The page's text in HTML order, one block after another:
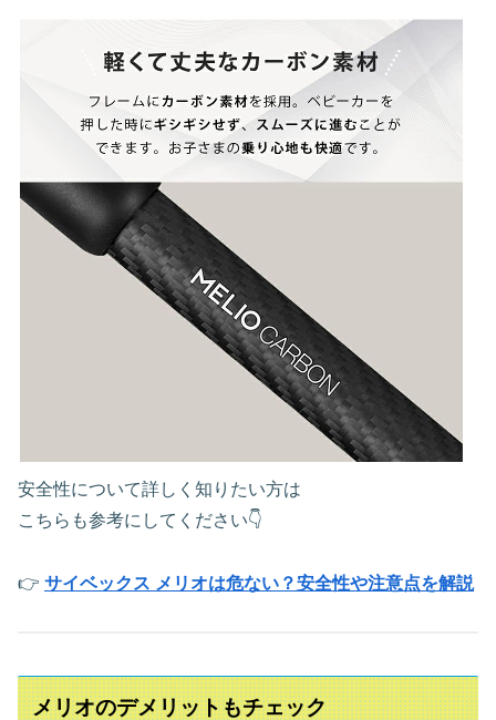
安全性について詳しく知りたい方は
こちらも参考にしてください👇
👉 サイベックス メリオは危ない？安全性や注意点を解説
メリオのデメリットもチェック